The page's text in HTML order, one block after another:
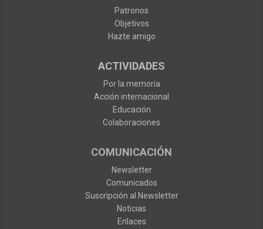
Patronos
Objetivos
Hazte amigo
ACTIVIDADES
Por la memoria
Acción internacional
Educación
Colaboraciones
COMUNICACIÓN
Newsletter
Comunicados
Suscripción al Newsletter
Noticias
Enlaces